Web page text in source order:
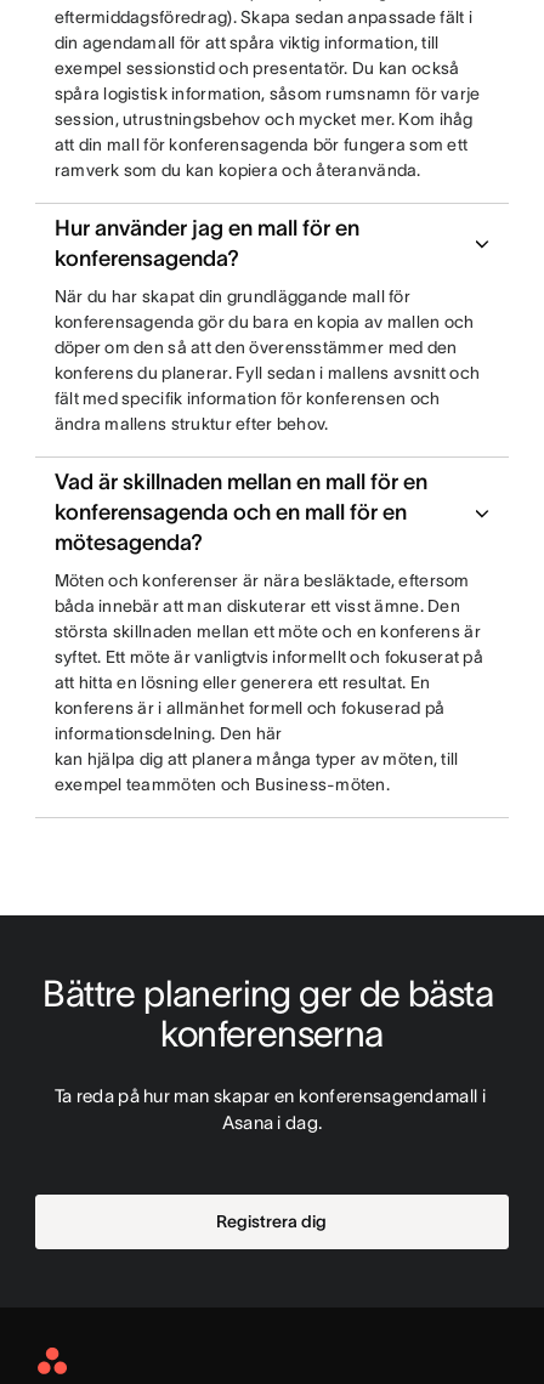
eftermiddagsföredrag). Skapa sedan anpassade fält i
din agendamall för att spåra viktig information, till
exempel sessionstid och presentatör. Du kan också
spåra logistisk information, såsom rumsnamn för varje
session, utrustningsbehov och mycket mer. Kom ihåg
att din mall för konferensagenda bör fungera som ett
ramverk som du kan kopiera och återanvända.
Hur använder jag en mall för en
konferensagenda?
När du har skapat din grundläggande mall för
konferensagenda gör du bara en kopia av mallen och
döper om den så att den överensstämmer med den
konferens du planerar. Fyll sedan i mallens avsnitt och
fält med specifik information för konferensen och
ändra mallens struktur efter behov.
Vad är skillnaden mellan en mall för en
konferensagenda och en mall för en
mötesagenda?
Möten och konferenser är nära besläktade, eftersom
båda innebär att man diskuterar ett visst ämne. Den
största skillnaden mellan ett möte och en konferens är
syftet. Ett möte är vanligtvis informellt och fokuserat på
att hitta en lösning eller generera ett resultat. En
konferens är i allmänhet formell och fokuserad på
informationsdelning. Den här
kan hjälpa dig att planera många typer av möten, till
exempel teammöten och Business-möten.
Bättre planering ger de bästa
konferenserna
Ta reda på hur man skapar en konferensagendamall i
Asana i dag.
Registrera dig
Asana